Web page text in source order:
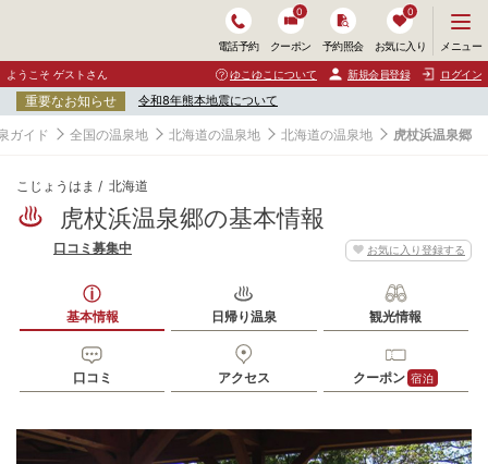
電話予約 クーポン
0
予約照会 お気に入り
0
ニ
ュ
ー
開
く
メニュー
ようこそ ゲストさん ゆこゆこについて 新規会員登録 ログイン
重要なお知らせ 令和8年熊本地震について
ガイド 全国の温泉地 北海道の温泉地 北海道の温泉地 虎杖浜温泉郷
こじょうはま 北海道
虎杖浜温泉郷の基本情報
お気に入り登録する
口コミ募集中
基本情報 日帰り温泉 観光情報
口コミ アクセス クーポン 宿泊